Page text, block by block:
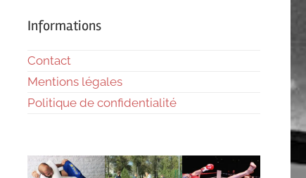
Informations
Contact
Mentions légales
Politique de confidentialité